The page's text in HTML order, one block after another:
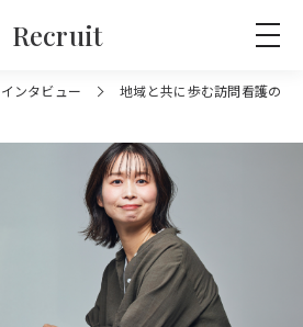
Recruit
インタビュー
地域と共に歩む訪問看護の